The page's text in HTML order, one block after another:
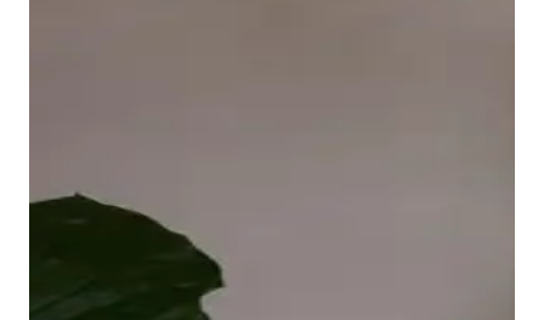
Le vasche da incasso in acrilico Balcoon riprendono
abilmente il gioco di due livelli e presentano due
caratteristiche estetiche di grande impatto: il bordo